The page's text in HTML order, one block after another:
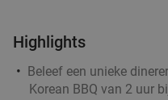
Amersfoort
Highlights
Beleef een unieke
Korean BBQ van 2 uur